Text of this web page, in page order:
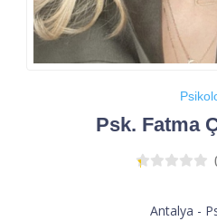
Psk. Fatma
Antalya -